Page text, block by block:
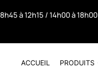
8h45 à 12h15 / 14h00 à 18h00
ACCUEIL PRODUITS